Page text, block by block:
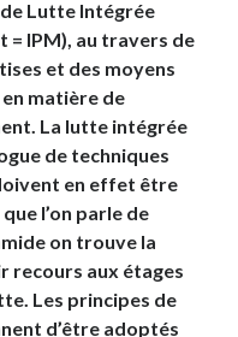
Lutte Intégrée
= IPM), au travers de
et des moyens
matière de
La lutte intégrée
de techniques
en effet être
l’on parle de
on trouve la
recours aux étages
Les principes de
d’être adoptés